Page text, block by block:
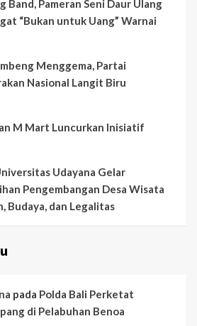
Band, Pameran Seni Daur Ulang
“Bukan untuk Uang” Warnai
Menggema, Partai
Nasional Langit Biru
M Mart Luncurkan Inisiatif
Udayana Gelar
Pengembangan Desa Wisata
Budaya, dan Legalitas
pada Polda Bali Perketat
di Pelabuhan Benoa